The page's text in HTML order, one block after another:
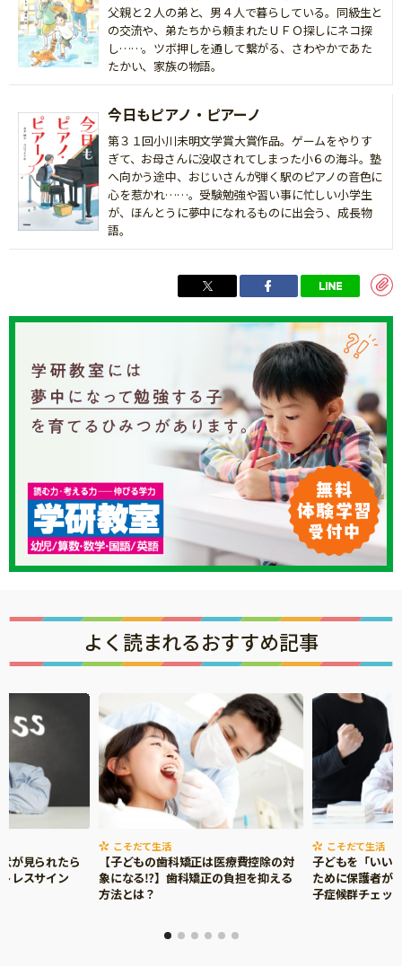
父親と２人の弟と、男４人で暮らしている。同級生と
の交流や、弟たちから頼まれたＵＦＯ探しにネコ探
し……。ツボ押しを通して繋がる、さわやかであた
たかい、家族の物語。
今日もピアノ・ピアーノ
第３１回小川未明文学賞大賞作品。ゲームをやりす
ぎて、お母さんに没収されてしまった小６の海斗。塾
へ向かう途中、おじいさんが弾く駅のピアノの音色に
心を惹かれ……。受験勉強や習い事に忙しい小学生
が、ほんとうに夢中になれるものに出会う、成長物
語。
よく読まれるおすすめ記事
が見られたら
レスサイン
こそだて生活
【子どもの歯科矯正は医療費控除の対
象になる⁉】歯科矯正の負担を抑える
方法とは？
こそだて生活
子どもを「いい
ために保護者が
子症候群チェッ